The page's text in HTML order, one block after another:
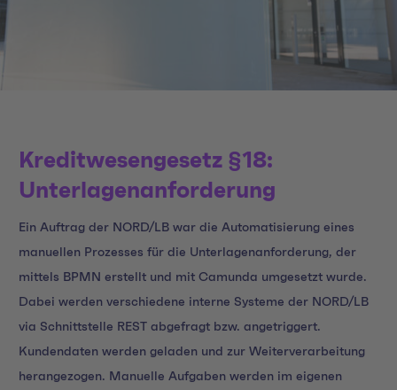
Kreditwesengesetz §18:
Unterlagenanforderung
Ein Auftrag der NORD/LB war die Automatisierung eines
manuellen Prozesses für die Unterlagenanforderung, der
mittels BPMN erstellt und mit Camunda umgesetzt wurde.
Dabei werden verschiedene interne Systeme der NORD/LB
via Schnittstelle REST abgefragt bzw. angetriggert.
Kundendaten werden geladen und zur Weiterverarbeitung
herangezogen. Manuelle Aufgaben werden im eigenen